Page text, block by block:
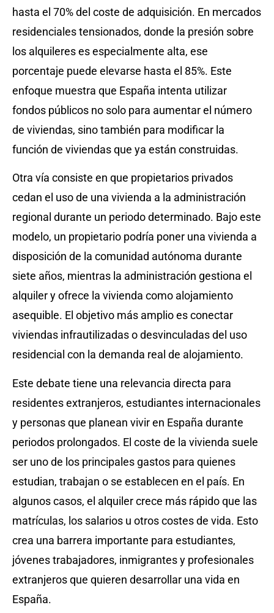
hasta el 70% del coste de adquisición. En mercados
residenciales tensionados, donde la presión sobre
los alquileres es especialmente alta, ese
porcentaje puede elevarse hasta el 85%. Este
enfoque muestra que España intenta utilizar
fondos públicos no solo para aumentar el número
de viviendas, sino también para modificar la
función de viviendas que ya están construidas.
Otra vía consiste en que propietarios privados
cedan el uso de una vivienda a la administración
regional durante un periodo determinado. Bajo este
modelo, un propietario podría poner una vivienda a
disposición de la comunidad autónoma durante
siete años, mientras la administración gestiona el
alquiler y ofrece la vivienda como alojamiento
asequible. El objetivo más amplio es conectar
viviendas infrautilizadas o desvinculadas del uso
residencial con la demanda real de alojamiento.
Este debate tiene una relevancia directa para
residentes extranjeros, estudiantes internacionales
y personas que planean vivir en España durante
periodos prolongados. El coste de la vivienda suele
ser uno de los principales gastos para quienes
estudian, trabajan o se establecen en el país. En
algunos casos, el alquiler crece más rápido que las
matrículas, los salarios u otros costes de vida. Esto
crea una barrera importante para estudiantes,
jóvenes trabajadores, inmigrantes y profesionales
extranjeros que quieren desarrollar una vida en
España.